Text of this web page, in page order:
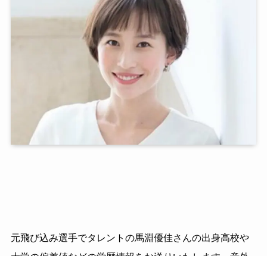
元飛び込み選手でタレントの馬淵優佳さんの出身高校や